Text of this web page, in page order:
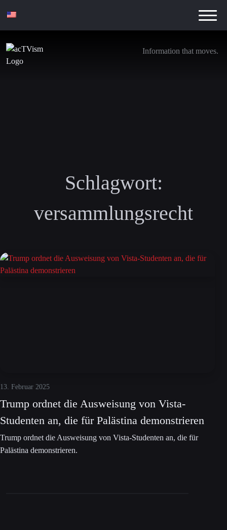
Information that moves.
Schlagwort:
versammlungsrecht
13. Februar 2025
Trump ordnet die Ausweisung von Vista-
Studenten an, die für Palästina demonstrieren
Trump ordnet die Ausweisung von Vista-Studenten an, die für
Palästina demonstrieren.